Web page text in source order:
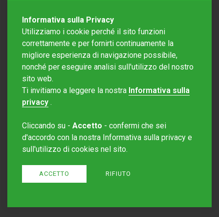
Editore Rotostampa SA
Sito creato daRedesign
Informativa sulla Privacy
Utilizziamo i cookie perché il sito funzioni
correttamente e per fornirti continuamente la
migliore esperienza di navigazione possibile,
nonché per eseguire analisi sull'utilizzo del nostro
sito web.
Ti invitiamo a leggere la nostra Informativa sulla
privacy .
Cliccando su - Accetto - confermi che sei
d'accordo con la nostra Informativa sulla privacy e
sull'utilizzo di cookies nel sito.
ACCETTO RIFIUTO